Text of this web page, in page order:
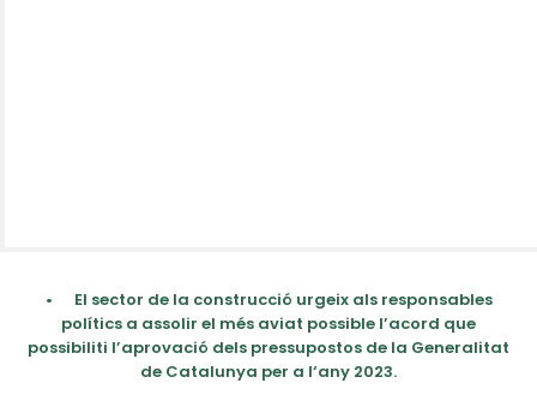
•
El sector de la construcció urgeix als responsables
polítics a assolir el més aviat possible l’acord que
possibiliti l’aprovació dels pressupostos de la Generalitat
de Catalunya per a l‘any 2023.